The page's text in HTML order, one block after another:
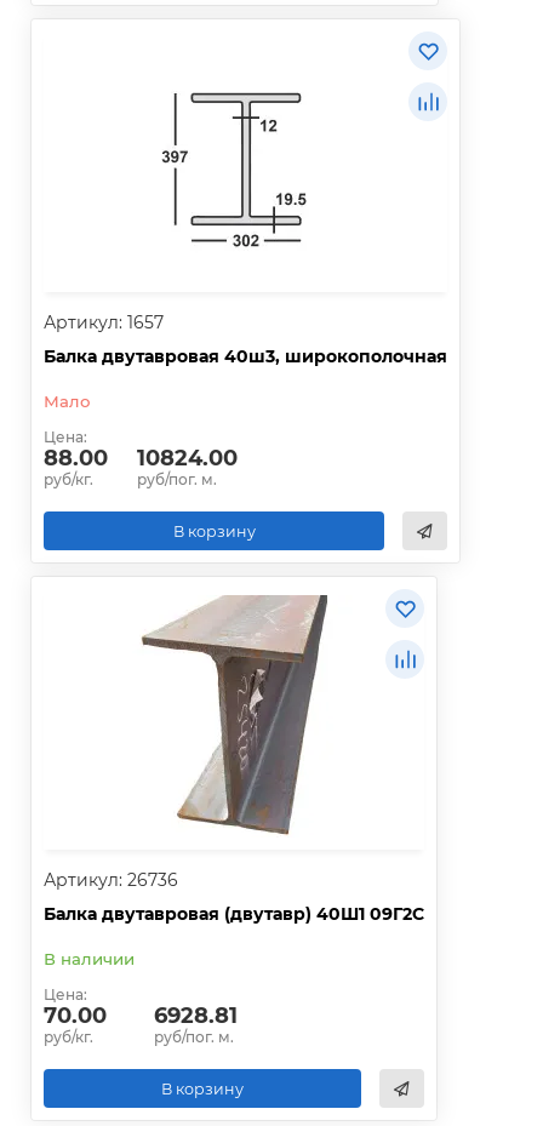
Артикул: 1657
Балка двутавровая 40ш3, широкополочная
Мало
Цена:
88.00
руб/кг.
10824.00
руб/пог. м.
В корзину
Артикул: 26736
Балка двутавровая (двутавр) 40Ш1 09Г2С
В наличии
Цена:
70.00
руб/кг.
6928.81
руб/пог. м.
В корзину